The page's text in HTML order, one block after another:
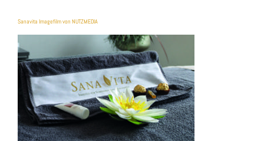
Sanavita Imagefilm von NUTZMEDIA